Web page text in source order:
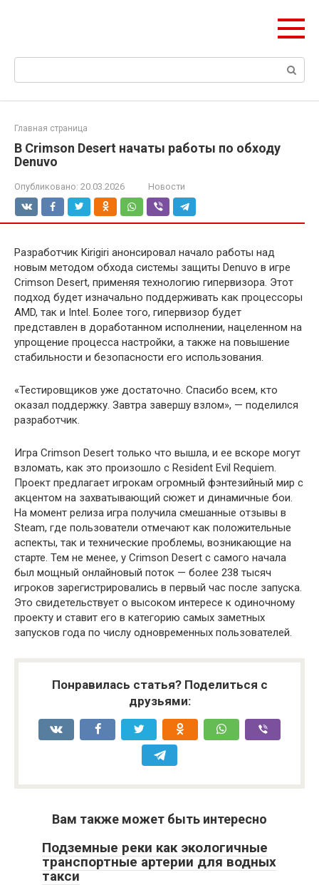
Поиск:
Главная страница
В Crimson Desert начаты работы по обходу
Denuvo
Опубликовано: 20.03.2026 Новости
Разработчик Kirigiri анонсировал начало работы над
новым методом обхода системы защиты Denuvo в игре
Crimson Desert, применяя технологию гипервизора. Этот
подход будет изначально поддерживать как процессоры
AMD, так и Intel. Более того, гипервизор будет
представлен в доработанном исполнении, нацеленном на
упрощение процесса настройки, а также на повышение
стабильности и безопасности его использования.
«Тестировщиков уже достаточно. Спасибо всем, кто
оказал поддержку. Завтра завершу взлом», — поделился
разработчик.
Игра Crimson Desert только что вышла, и ее вскоре могут
взломать, как это произошло с Resident Evil Requiem.
Проект предлагает игрокам огромный фэнтезийный мир с
акцентом на захватывающий сюжет и динамичные бои.
На момент релиза игра получила смешанные отзывы в
Steam, где пользователи отмечают как положительные
аспекты, так и технические проблемы, возникающие на
старте. Тем не менее, у Crimson Desert с самого начала
был мощный онлайновый поток — более 238 тысяч
игроков зарегистрировались в первый час после запуска.
Это свидетельствует о высоком интересе к одиночному
проекту и ставит его в категорию самых заметных
запусков года по числу одновременных пользователей.
Понравилась статья? Поделиться с
друзьями:
Вам также может быть интересно
Подземные реки как экологичные
транспортные артерии для водных
такси